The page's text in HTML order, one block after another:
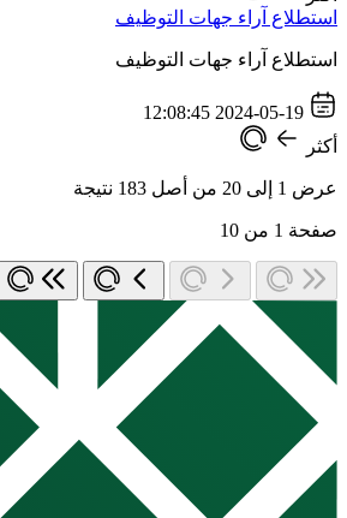
استطلاع آراء جهات التوظيف
استطلاع آراء جهات التوظيف
2024-05-19 12:08:45
أكثر
عرض 1 إلى 20 من أصل 183 نتيجة
صفحة 1 من 10